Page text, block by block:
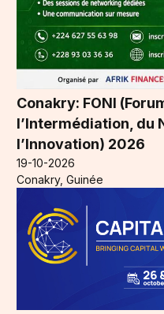
Conakry: FONI
l’Intermédiation, du
l’Innovation) 2026
19-10-2026
Conakry, Guinée